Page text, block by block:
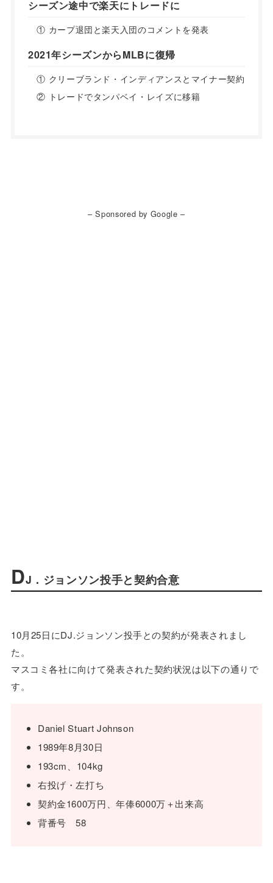
シーズン途中で楽天にトレードに
① カープ退団と楽天入団のコメントを発表
2021年シーズンからMLBに復帰
① クリーブランド・インディアンスとマイナー契約
② トレードでタンパベイ・レイズに移籍
– Sponsored by Google –
DJ．ジョンソン投手と契約合意
10月25日にDJ.ジョンソン投手との契約が発表されまし
た。
マスコミ各社に向けて発表された契約状況は以下の通りで
す。
Daniel Stuart Johnson
1989年8月30日
193cm、104kg
右投げ・左打ち
契約金1600万円、年俸6000万＋出来高
背番号 58